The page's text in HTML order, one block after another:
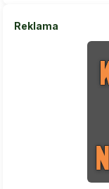
Reklama